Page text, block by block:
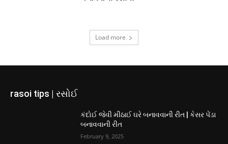
Load more
rasoi tips | રસોઈ
કંદોઈ જેવી મીઠાઈ ઘરે બનાવવાની રીત | કેસર પેંડા
બનાવવાની રીત
February 9, 2025